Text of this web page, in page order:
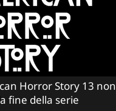
Horror Story 13 non
fine della serie